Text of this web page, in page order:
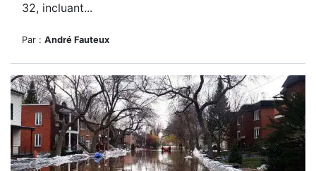
32, incluant...
Par : André Fauteux